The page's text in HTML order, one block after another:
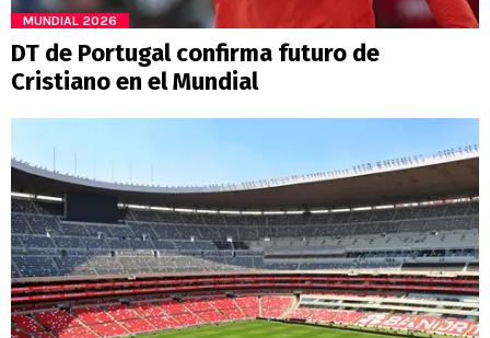
MUNDIAL 2026
DT de Portugal confirma futuro de
Cristiano en el Mundial